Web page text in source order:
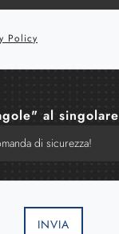
Policy
al singolare
INVIA